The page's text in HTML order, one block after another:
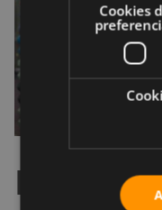
Cookies